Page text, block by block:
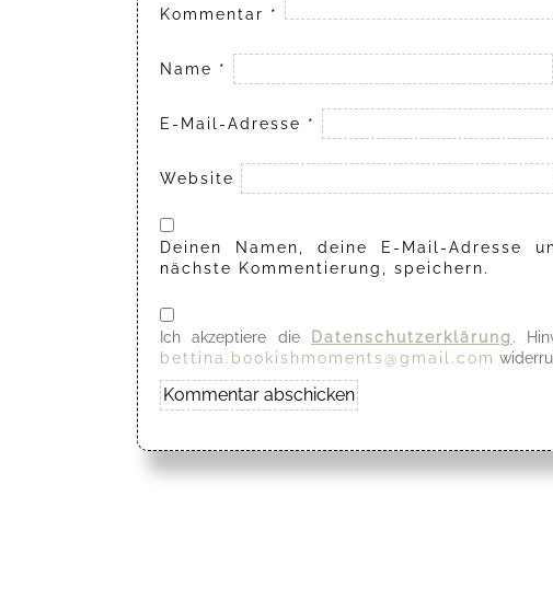
Kommentar *
Name *
E-Mail-Adresse *
Website
Deinen Namen, deine E-Mail-Adresse
nächste Kommentierung, speichern.
Ich akzeptiere die Datenschutzerklärung .
bettina.bookishmoments@gmail.com